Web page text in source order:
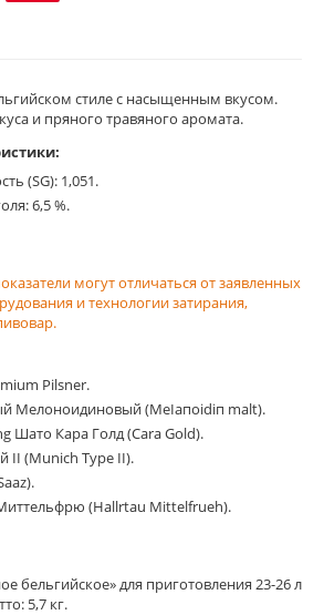
стиле с насыщенным вкусом.
и пряного травяного аромата.
(SG): 1,051.
6,5 %.
могут отличаться от заявленных
и технологии затирания,
Pilsner.
Мелоноидиновый (МеІапоіԁіп malt).
Шато Кара Голд (Сara Gold).
II (Munich Type II).
(Hallrtau Mittelfrueh).
бельгийское» для приготовления 23-26 л
5,7 кг.